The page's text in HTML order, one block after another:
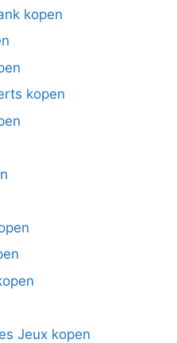
kopen
kopen
Jeux kopen